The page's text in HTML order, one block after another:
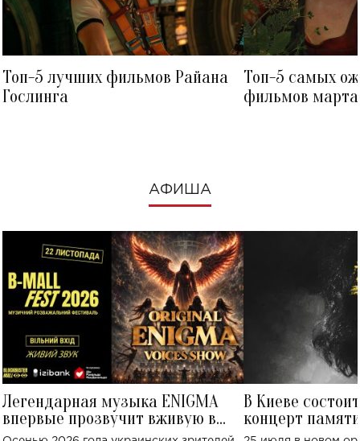
Топ-5 лучших фильмов Райана
Гослинга
Топ-5 самых
фильмов
АФИША
Легендарная музыка ENIGMA
впервые прозвучит вживую в
Украине: где состоится концерт
В Киеве
концерт
Клименко: